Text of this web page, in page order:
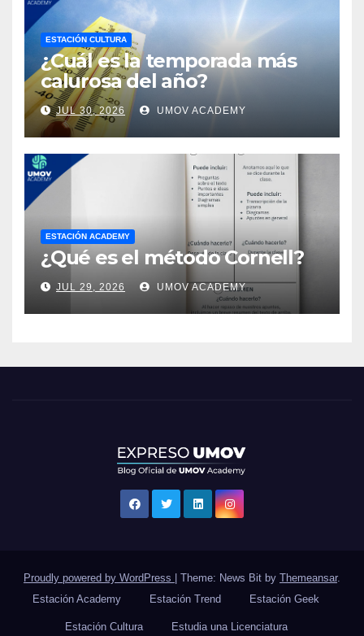
ESTACIÓN CULTURA
¿Cuál es la temporada más
calurosa del año?
JUL 30, 2026 UMOV ACADEMY
ESTACIÓN ACADEMY
¿Qué es el método Cornell?
JUL 29, 2026 UMOV ACADEMY
Proudly powered by WordPress Theme: News Bit by Themeansar.
Estación Academy
Estación Trend Estación Geek
Estación Cultura Estudia una Licenciatura